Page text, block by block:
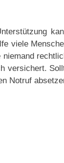
viele
niemand
versichert.
Notruf